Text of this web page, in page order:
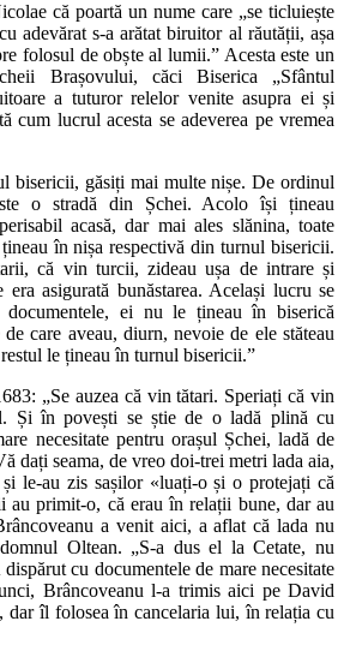
că poartă un nume care „se ticluiește
adevărat s-a arătat biruitor al răutății, așa
folosul de obște al lumii.” Acesta este un
Brașovului, căci Biserica „Sfântul
a tuturor relelor venite asupra ei și
cum lucrul acesta se adeverea pe vremea
bisericii, găsiți mai multe nișe. De ordinul
o stradă din Șchei. Acolo își țineau
acasă, dar mai ales slănina, toate
în nișa respectivă din turnul bisericii.
că vin turcii, zideau ușa de intrare și
asigurată bunăstarea. Același lucru se
ei nu le țineau în biserică
care aveau, diurn, nevoie de ele stăteau
le țineau în turnul bisericii.”
„Se auzea că vin tătari. Speriați că vin
Și în povești se știe de o ladă plină cu
necesitate pentru orașul Șchei, ladă de
dați seama, de vreo doi-trei metri lada aia,
le-au zis sașilor «luați-o și o protejați că
primit-o, că erau în relații bune, dar au
a venit aici, a aflat că lada nu
Oltean. „S-a dus el la Cetate, nu
cu documentele de mare necesitate
Brâncoveanu l-a trimis aici pe David
dar îl folosea în cancelaria lui, în relația cu